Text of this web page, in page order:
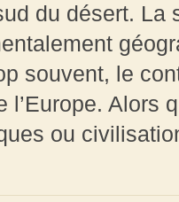
du désert. La
souvent, le
l’Europe. Alors
ou